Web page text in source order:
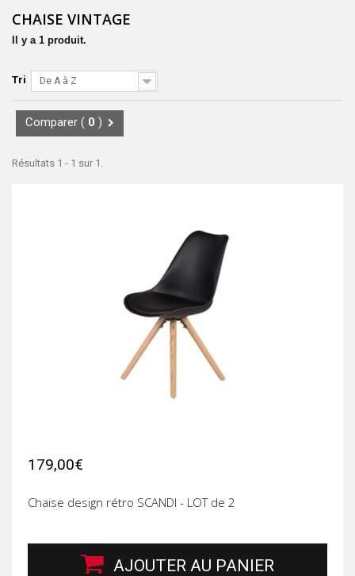
CHAISE VINTAGE
Il y a 1 produit.
Tri De A à Z
Comparer ( 0 )
Résultats 1 - 1 sur 1.
179,00€
Chaise design rétro SCANDI - LOT de 2
AJOUTER AU PANIER